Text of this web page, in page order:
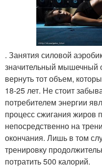
. Занятия силовой
значительный мышечный
вернуть тот объем,
18-25 лет. Не стоит
потребителем энергии
процесс сжигания жиров
непосредственно на
окончания. Лишь в том
тренировку
потратить 500 калорий.